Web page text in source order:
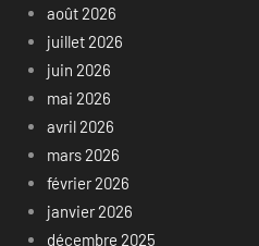
août 2026
juillet 2026
juin 2026
mai 2026
avril 2026
mars 2026
février 2026
janvier 2026
décembre 2025